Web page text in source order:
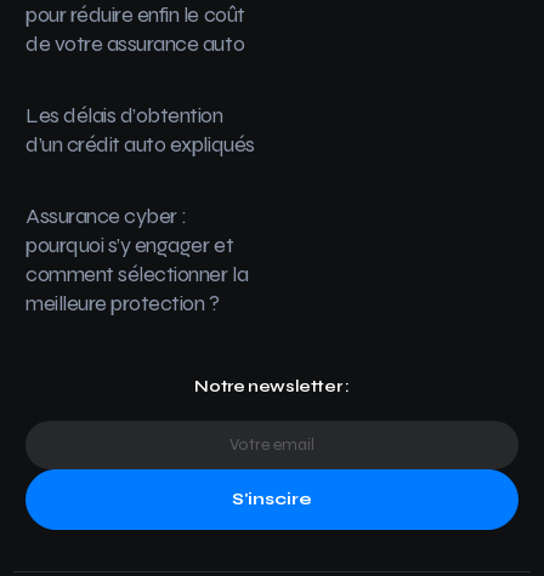
pour réduire enfin le coût
de votre assurance auto
Les délais d’obtention
d’un crédit auto expliqués
Assurance cyber :
pourquoi s’y engager et
comment sélectionner la
meilleure protection ?
Notre newsletter :
S'inscire